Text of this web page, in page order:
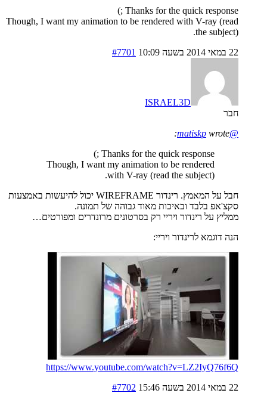
Thanks for the quick response ;)
Though, I want my animation to be rendered with V-ray (read
the subject).
#7701
ISRAEL3D
wrote:
Thanks for the quick response ;)
Though, I want my animation to be rendered
with V-ray (read the subject).
חבל על המאמץ. רינדור WIREFRAME יכול להיעשות באמצעות
סקצ'אפ בלבד ובאיכות מאוד גבוהה של תמונה.
ממליץ על רינדור ויריי רק בסרטונים מרונדרים ומפורטים…
הנה דוגמא לרינדור ויריי:
https://www.youtube.com/watch?v=LZ2IyQ76f6Q
#7702